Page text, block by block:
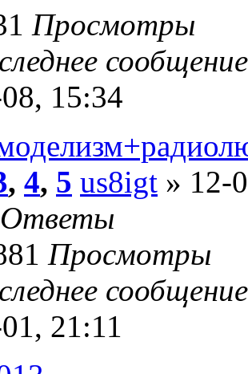
Просмотры
15:34
, 4, 5 us8igt » 12-
Ответы
Просмотры
21:11